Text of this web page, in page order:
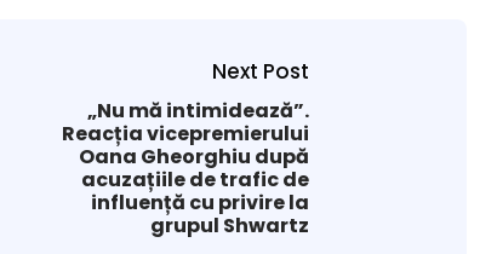
Next Post
„Nu mă intimidează”.
Reacția vicepremierului
Oana Gheorghiu după
acuzațiile de trafic de
influență cu privire la
grupul Shwartz